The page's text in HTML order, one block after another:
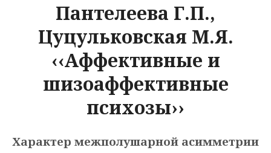
Пантелеева Г.П.,
Цуцульковская М.Я.
‹‹Аффективные и
шизоаффективные
психозы››
Характер межполушарной асимметрии